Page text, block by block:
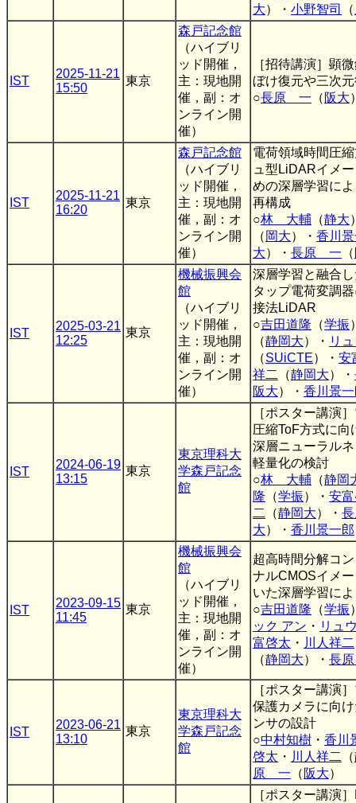
大）・ 小野智司 （
IST
2025-11-21
15:50
東京
森戸記念館
（ハイブリ
ッド開催，
主：現地開
催，副：オ
ンライン開
催）
［招待講演］顕
ぼけ復元や三次
○長原 一 （ 阪大
IST
2025-11-21
16:20
東京
森戸記念館
（ハイブリ
ッド開催，
主：現地開
催，副：オ
ンライン開
催）
電荷領域時間圧
ュ型LiDARイメ
めの深層学習に
再構成
○林 大輔 （静大
（ 岡大）・ 香川
大）・ 長原 一 （
IST
2025-03-21
12:25
東京
機械振興会
館
（ハイブリ
ッド開催，
主：現地開
催，副：オ
ンライン開
催）
深層学習と融合
タップ電荷変調
接法LiDAR
○吉田道隆 （学振
（静岡大）・ リ
（SUiCTE）・ 安
祥二
（静岡大）・
阪大）・ 香川景
IST
2024-06-19
13:15
東京
東京理科大
学森戸記念
館
［ポスター講演
圧縮ToF方式に向
深層ニューラル
軽量化の検討
○林 大輔 （静岡
隆 （学振）・ 安
二
（静岡大）・
大）・ 香川景一郎
IST
2023-09-15
11:45
東京
機械振興会
館
（ハイブリ
ッド開催，
主：現地開
催，副：オ
ンライン開
催）
超高時間分解コ
ナルCMOSイメ
いた深層学習に
○吉田道隆 （学振
ック アン ・ リュ
富啓太 ・ 川人祥二
（静岡大）・ 長
IST
2023-06-21
13:10
東京
東京理科大
学森戸記念
館
［ポスター講演
保護カメラに向
ンサの設計
○中村知樹 ・ 香川
啓太 ・ 川人祥二 （
原 一 （ 阪大）
［ポスター講演